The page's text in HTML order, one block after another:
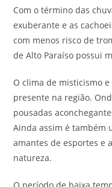
Com o término das
exuberante e as
com menos risco de
de Alto Paraíso possui
O clima de misticismo
presente na região.
pousadas
Ainda assim é também
amantes de esportes e
natureza.